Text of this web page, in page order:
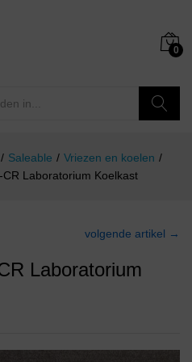
0
/ Saleable / Vriezen en koelen /
Laboratorium Koelkast
volgende artikel →
Laboratorium